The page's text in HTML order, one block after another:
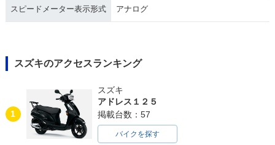
スピードメーター表示形式 アナログ
スズキのアクセスランキング
1
スズキ
アドレス１２５
掲載台数：57
バイクを探す